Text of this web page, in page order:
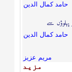
حامد كمال الدين
پہلوؤں سے
حامد كمال الدين
مریم عزیز
مزيد